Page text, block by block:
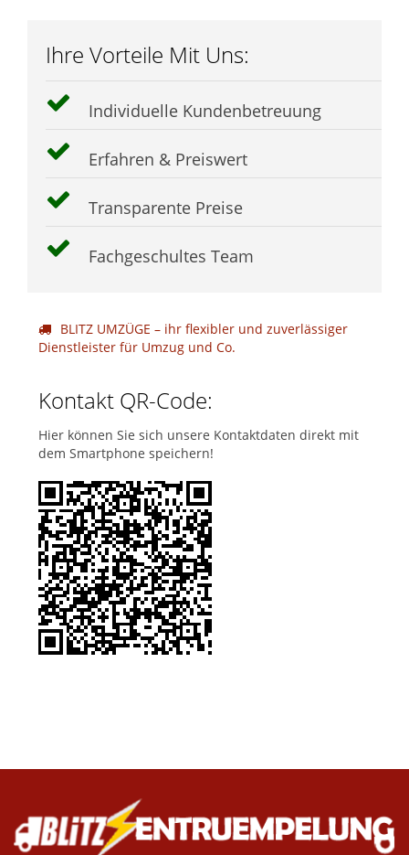
Ihre Vorteile Mit Uns:
Individuelle Kundenbetreuung
Erfahren & Preiswert
Transparente Preise
Fachgeschultes Team
BLITZ UMZÜGE – ihr flexibler und zuverlässiger
Dienstleister für Umzug und Co.
Kontakt QR-Code:
Hier können Sie sich unsere Kontaktdaten direkt mit
dem Smartphone speichern!